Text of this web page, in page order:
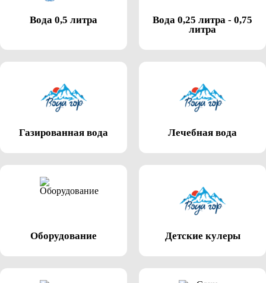
Вода 0,5 литра
Вода 0,25 литра - 0,75
литра
Газированная вода Лечебная вода
Оборудование Детские кулеры